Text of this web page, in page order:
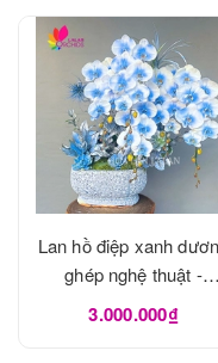
Lan hồ điệp xanh
ghép nghệ thuật -
LHD1240
3.000.000₫